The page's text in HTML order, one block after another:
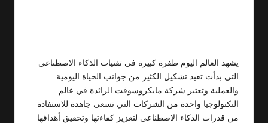
يشهد العالم اليوم طفرة كبيرة في تقنيات الذكاء الاصطناعي
التي بدأت تعيد تشكيل الكثير من جوانب الحياة اليومية
والعملية وتعتبر شركة مايكروسوفت الرائدة في عالم
التكنولوجيا واحدة من الشركات التي تسعى جاهدة للاستفادة
من قدرات الذكاء الاصطناعي لتعزيز كفاءتها وتحقيق أهدافها